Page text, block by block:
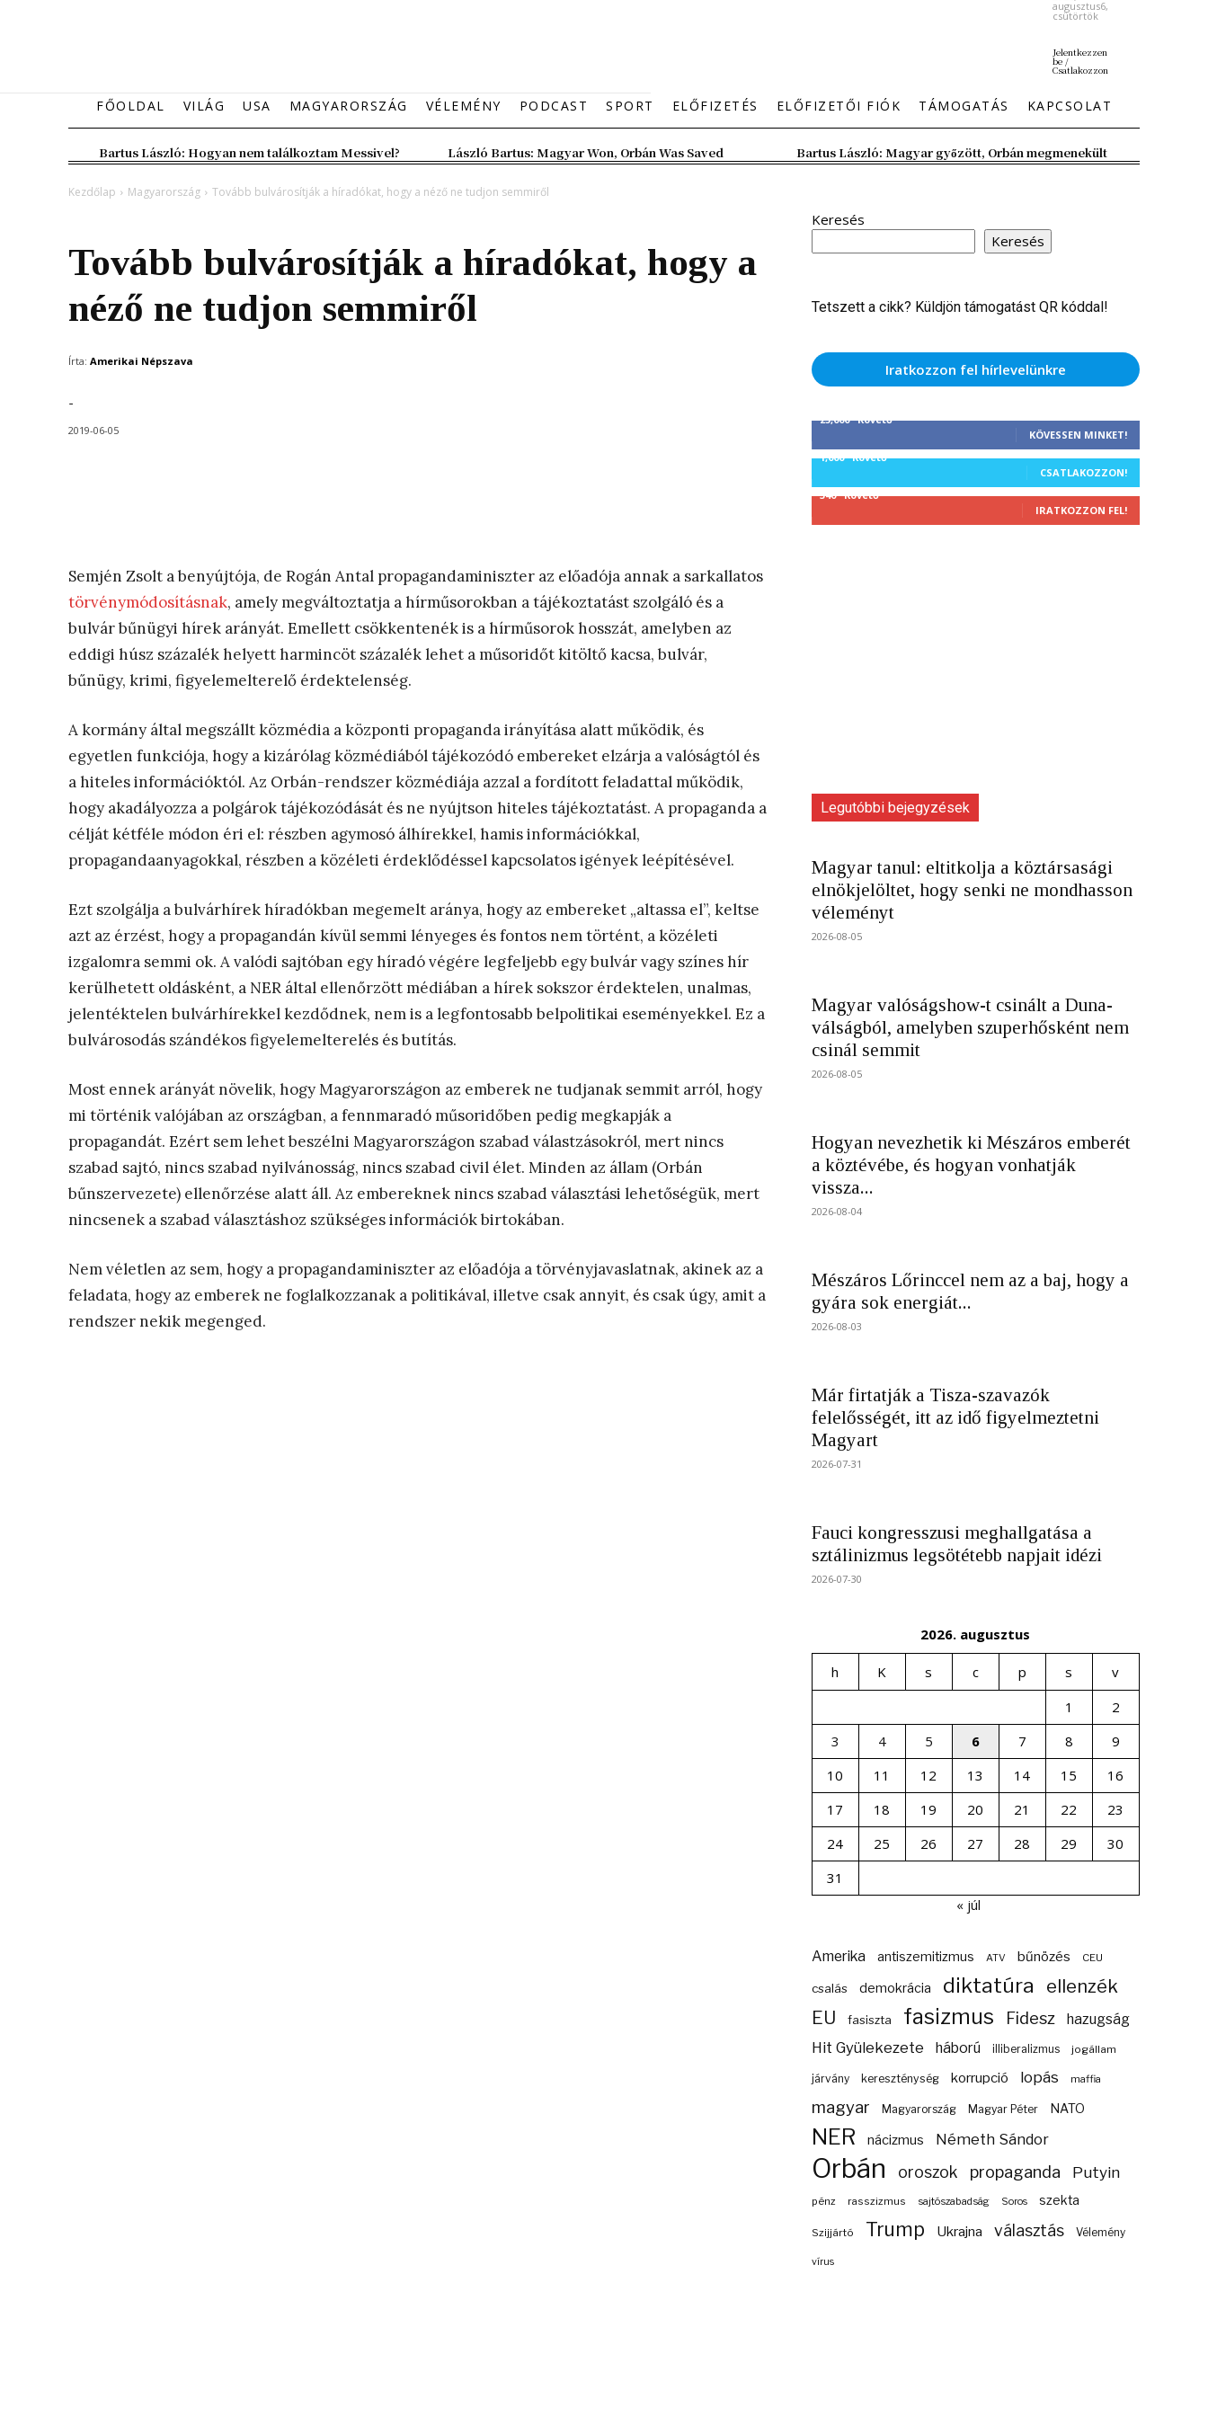
augusztus6,
csütörtök
Jelentkezzen
be /
Csatlakozzon
FŐOLDAL VILÁG USA MAGYARORSZÁG VÉLEMÉNY PODCAST SPORT ELŐFIZETÉS ELŐFIZETŐI FIÓK TÁMOGATÁS KAPCSOLAT
Bartus László: Hogyan nem találkoztam Messivel? László Bartus: Magyar Won, Orbán Was Saved Bartus László: Magyar győzött, Orbán megmenekült
Kezdőlap Magyarország Tovább bulvárosítják a híradókat, hogy a néző ne tudjon semmiről
Tovább bulvárosítják a híradókat, hogy a
néző ne tudjon semmiről
Írta: Amerikai Népszava
-
2019-06-05
Semjén Zsolt a benyújtója, de Rogán Antal propagandaminiszter az előadója annak a sarkallatos
törvénymódosításnak, amely megváltoztatja a hírműsorokban a tájékoztatást szolgáló és a
bulvár bűnügyi hírek arányát. Emellett csökkentenék is a hírműsorok hosszát, amelyben az
eddigi húsz százalék helyett harmincöt százalék lehet a műsoridőt kitöltő kacsa, bulvár,
bűnügy, krimi, figyelemelterelő érdektelenség.
A kormány által megszállt közmédia a központi propaganda irányítása alatt működik, és
egyetlen funkciója, hogy a kizárólag közmédiából tájékozódó embereket elzárja a valóságtól és
a hiteles információktól. Az Orbán-rendszer közmédiája azzal a fordított feladattal működik,
hogy akadályozza a polgárok tájékozódását és ne nyújtson hiteles tájékoztatást. A propaganda a
célját kétféle módon éri el: részben agymosó álhírekkel, hamis információkkal,
propagandaanyagokkal, részben a közéleti érdeklődéssel kapcsolatos igények leépítésével.
Ezt szolgálja a bulvárhírek híradókban megemelt aránya, hogy az embereket „altassa el”, keltse
azt az érzést, hogy a propagandán kívül semmi lényeges és fontos nem történt, a közéleti
izgalomra semmi ok. A valódi sajtóban egy híradó végére legfeljebb egy bulvár vagy színes hír
kerülhetett oldásként, a NER által ellenőrzött médiában a hírek sokszor érdektelen, unalmas,
jelentéktelen bulvárhírekkel kezdődnek, nem is a legfontosabb belpolitikai eseményekkel. Ez a
bulvárosodás szándékos figyelemelterelés és butítás.
Most ennek arányát növelik, hogy Magyarországon az emberek ne tudjanak semmit arról, hogy
mi történik valójában az országban, a fennmaradó műsoridőben pedig megkapják a
propagandát. Ezért sem lehet beszélni Magyarországon szabad válastzásokról, mert nincs
szabad sajtó, nincs szabad nyilvánosság, nincs szabad civil élet. Minden az állam (Orbán
bűnszervezete) ellenőrzése alatt áll. Az embereknek nincs szabad választási lehetőségük, mert
nincsenek a szabad választáshoz szükséges információk birtokában.
Nem véletlen az sem, hogy a propagandaminiszter az előadója a törvényjavaslatnak, akinek az a
feladata, hogy az emberek ne foglalkozzanak a politikával, illetve csak annyit, és csak úgy, amit a
rendszer nekik megenged.
Keresés
Keresés
Tetszett a cikk? Küldjön támogatást QR kóddal!
Iratkozzon fel hírlevelünkre
25,000 Követő
KÖVESSEN MINKET!
1,000 Követő
CSATLAKOZZON!
340 Követő
IRATKOZZON FEL!
Legutóbbi bejegyzések
Magyar tanul: eltitkolja a köztársasági
elnökjelöltet, hogy senki ne mondhasson
véleményt
2026-08-05
Magyar valóságshow-t csinált a Duna-
válságból, amelyben szuperhősként nem
csinál semmit
2026-08-05
Hogyan nevezhetik ki Mészáros emberét
a köztévébe, és hogyan vonhatják
vissza...
2026-08-04
Mészáros Lőrinccel nem az a baj, hogy a
gyára sok energiát...
2026-08-03
Már firtatják a Tisza-szavazók
felelősségét, itt az idő figyelmeztetni
Magyart
2026-07-31
Fauci kongresszusi meghallgatása a
sztálinizmus legsötétebb napjait idézi
2026-07-30
2026. augusztus
h K s c p s
v
1
2
3
4 5 6 7 8
9
10
11 12 13 14 15
16
17
18 19 20 21 22
23
24
25 26 27 28 29
30
31
« júl
Amerika antiszemitizmus ATV bűnözés CEU
csalás demokrácia diktatúra ellenzék
EU fasiszta fasizmus Fidesz hazugság
Hit Gyülekezete háború illiberalizmus jogállam
járvány kereszténység korrupció lopás maffia
magyar Magyarország Magyar Péter NATO
NER nácizmus Németh Sándor
Orbán oroszok propaganda Putyin
pénz rasszizmus sajtószabadság Soros szekta
Szijjártó Trump Ukrajna választás Vélemény
vírus